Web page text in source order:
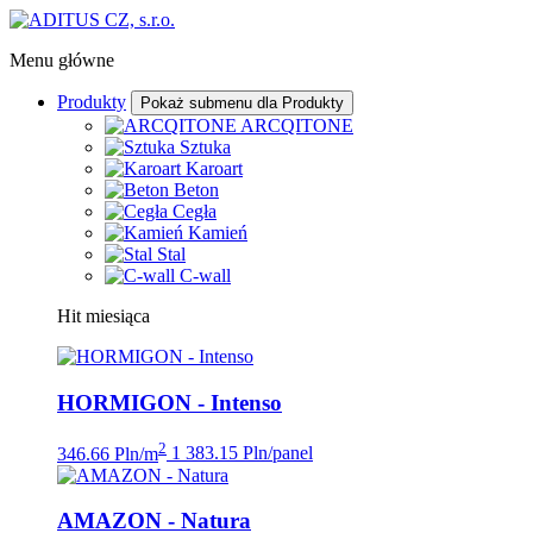
Menu główne
Produkty Pokaż submenu dla Produkty
ARCQITONE
Sztuka
Karoart
Beton
Cegła
Kamień
Stal
C-wall
Hit miesiąca
HORMIGON - Intenso
346.66 Pln/m2 1 383.15 Pln/panel
AMAZON - Natura